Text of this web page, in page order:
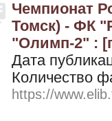
Чемпионат
Томск) - ФК
"Олимп-2" :
Дата
Количество
https://